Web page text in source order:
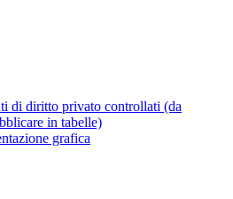
di diritto privato controllati (da
in tabelle)
grafica